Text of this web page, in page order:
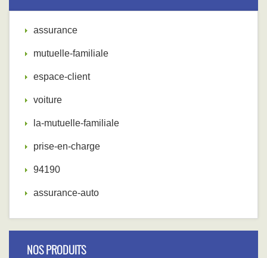
assurance
mutuelle-familiale
espace-client
voiture
la-mutuelle-familiale
prise-en-charge
94190
assurance-auto
NOS PRODUITS